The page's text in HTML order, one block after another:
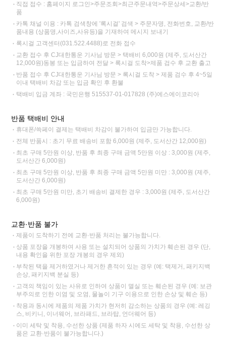
직접 접수 : 홈페이지 로그인>주문조회>최근주문내역>주문상세>교환/반
품
카톡 채널 이용 : 카톡 검색창에 '록시걸' 검색 > 주문자명, 전화번호, 교환/반
품내용 (상품명,사이즈,사유등)을 기재하여 메시지 보내기
록시걸 고객센터(031.522.4488)로 전화 접수
교환 접수 후 CJ대한통운 기사님 방문 > 택배비 6,000원 (제주, 도서산간
12,000원)동봉 또는 입금하여 전달 > 록시걸 도착>제품 검수 후 교환 출고
반품 접수 후 CJ대한통운 기사님 방문 > 록시걸 도착 > 제품 검수 후 4~5일
이내 택배비 차감 또는 입금 확인 후 환불
택배비 입금 계좌 : 국민은행 515537-01-017828 (주)에스에이코리아
반품 택배비 안내
휴대폰/쓱페이 결제는 택배비 차감이 불가하여 입금만 가능합니다.
전체 반품시 : 초기 무료 배송비 포함 6,000원 (제주, 도서산간 12,000원)
최초 구매 5만원 이상, 반품 후 최종 구매 금액 5만원 이상 : 3,000원 (제주,
도서산간 6,000원)
최초 구매 5만원 이상, 반품 후 최종 구매 금액 5만원 미만 : 3,000원 (제주,
도서산간 6,000원)
최초 구매 5만원 미만, 초기 배송비 결제한 경우 : 3,000원 (제주, 도서산간
6,000원)
교환·반품 불가
제품이 도착하기 전에 교환·반품 처리는 불가능합니다.
상품 포장을 개봉하여 사용 또는 설치되어 상품의 가치가 훼손된 경우 (단,
내용 확인을 위한 포장 개봉의 경우 제외)
부착된 택을 제거하였거나 제거한 흔적이 있는 경우 (예: 택제거, 패키지백
손상, 패키지백 분실 등)
고객의 책임이 있는 사유로 인하여 상품이 멸실 또는 훼손된 경우 (예: 보관
부주의로 인한 이염 및 오염, 물놀이 기구 이용으로 인한 손상 및 훼손 등)
착용과 동시에 제품의 제품 가치가 현저히 감소하는 상품의 경우 (예: 레깅
스, 비키니, 이너웨어, 브라패드, 브라탑, 언더웨어 등)
이미 세탁 및 착용, 수선한 상품 (제품 하자 시에도 세탁 및 착용, 수선한 상
품은 교환·반품이 불가능합니다.)